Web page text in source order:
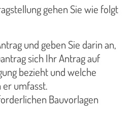
gehen Sie wie folgt
und geben Sie darin an,
sich Ihr Antrag auf
bezieht und welche
umfasst.
Bauvorlagen